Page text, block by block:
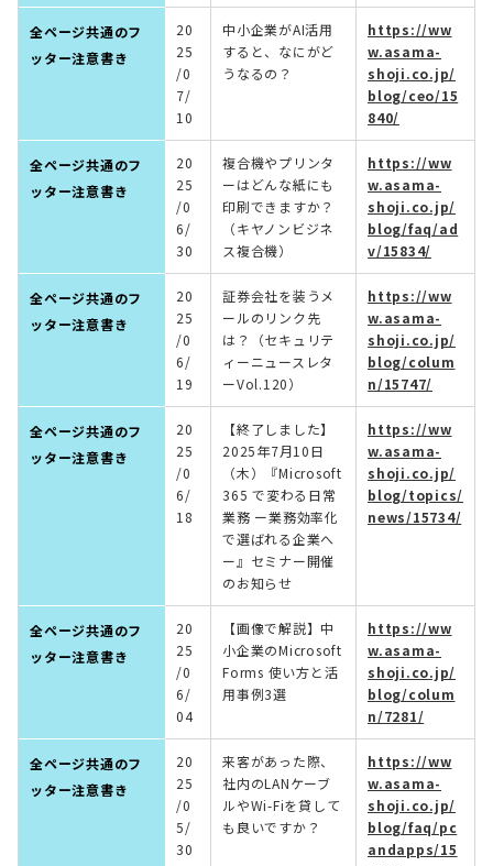
全ページ共通のフ
ッター注意書き
20
25
/0
7/
10
中小企業がAI活用
すると、なにがど
うなるの？
https://ww
w.asama-
shoji.co.jp/
blog/ceo/15
840/
全ページ共通のフ
ッター注意書き
20
25
/0
6/
30
複合機やプリンタ
ーはどんな紙にも
印刷できますか？
（キヤノンビジネ
ス複合機）
https://ww
w.asama-
shoji.co.jp/
blog/faq/ad
v/15834/
全ページ共通のフ
ッター注意書き
20
25
/0
6/
19
証券会社を装うメ
ールのリンク先
は？（セキュリテ
ィーニュースレタ
ーVol.120）
https://ww
w.asama-
shoji.co.jp/
blog/colum
n/15747/
全ページ共通のフ
ッター注意書き
20
25
/0
6/
18
【終了しました】
2025年7月10日
（木）『Microsoft
365 で変わる日常
業務 ー業務効率化
で選ばれる企業へ
ー』セミナー開催
のお知らせ
https://ww
w.asama-
shoji.co.jp/
blog/topics/
news/15734/
全ページ共通のフ
ッター注意書き
20
25
/0
6/
04
【画像で解説】中
小企業のMicrosoft
Forms 使い方と活
用事例3選
https://ww
w.asama-
shoji.co.jp/
blog/colum
n/7281/
全ページ共通のフ
ッター注意書き
20
25
/0
5/
30
来客があった際、
社内のLANケーブ
ルやWi-Fiを貸して
も良いですか？
https://ww
w.asama-
shoji.co.jp/
blog/faq/pc
andapps/15